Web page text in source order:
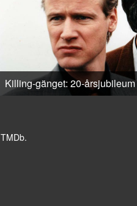
Killing-gänget: 20-årsjubileum